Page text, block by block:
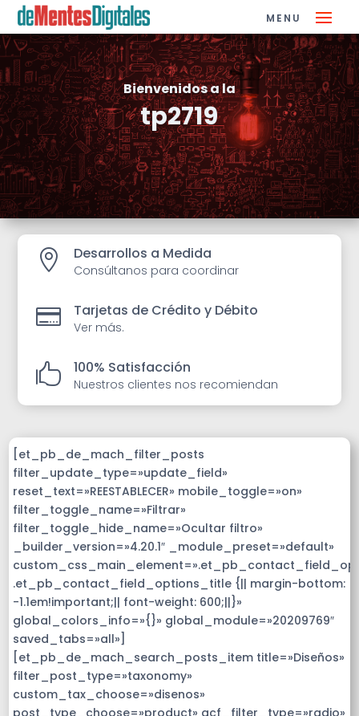
Bienvenidos a la
tp2719
 Desarrollos a Medida
Consúltanos para coordinar
 Tarjetas de Crédito y Débito
Ver más.
 100% Satisfacción
Nuestros clientes nos recomiendan
[et_pb_de_mach_filter_posts
filter_update_type=»update_field»
reset_text=»REESTABLECER» mobile_toggle=»on»
filter_toggle_name=»Filtrar»
filter_toggle_hide_name=»Ocultar filtro»
_builder_version=»4.20.1″ _module_preset=»default»
.et_pb_contact_field_options_title {|| margin-bottom:
-1.1em!important;|| font-weight: 600;||}»
global_colors_info=»{}» global_module=»20209769″
saved_tabs=»all»]
[et_pb_de_mach_search_posts_item title=»Diseños»
filter_post_type=»taxonomy»
custom_tax_choose=»disenos»
post_type_choose=»product» acf_filter_type=»radio»